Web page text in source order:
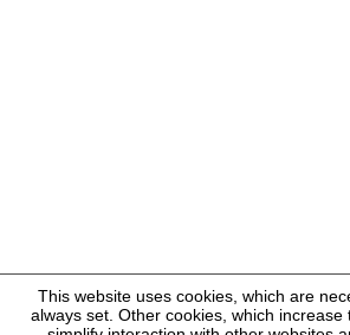
This website uses cookies, which are
always set. Other cookies, which